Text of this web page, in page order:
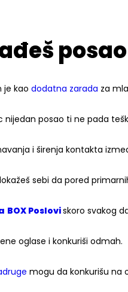
je kao dodatna zarada za
nijedan posao ti ne pada
i širenja kontakta
sebi da pored
BOX Posloviskoro svakog
oglase i konkuriši odmah.
mogu da konkurišu na